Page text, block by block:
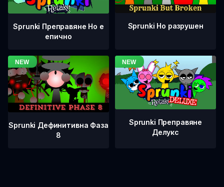
Sprunki Преправяне Но е
епично
Sprunki Но разрушен
Sprunki Дефинитивна Фаза
8
Sprunki Преправяне
Делукс